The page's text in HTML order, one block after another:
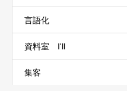
言語化
資料室 I'll
集客